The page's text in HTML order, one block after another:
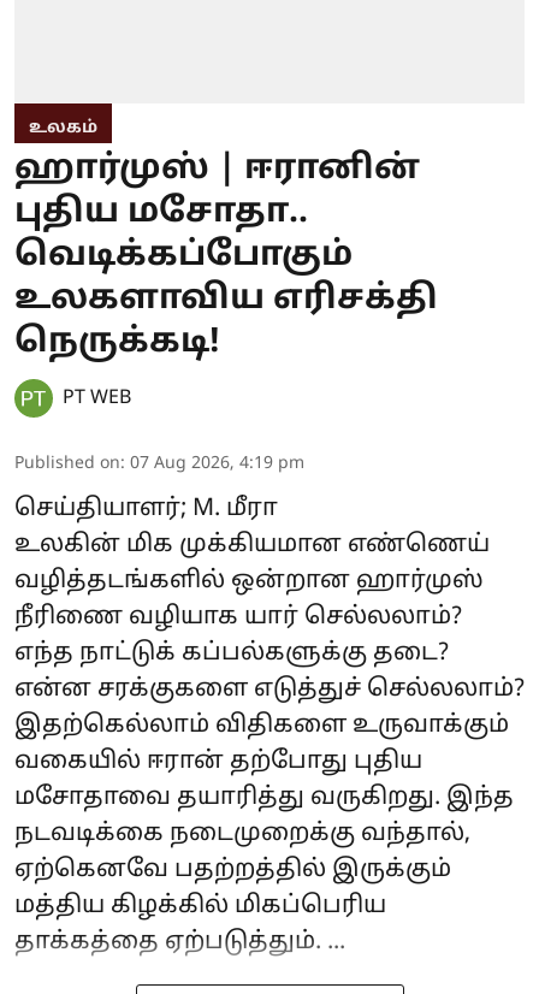
உலகம்
ஹார்முஸ் | ஈரானின்
புதிய மசோதா..
வெடிக்கப்போகும்
உலகளாவிய எரிசக்தி
நெருக்கடி!
PT WEB
Published on: 07 Aug 2026, 4:19 pm
செய்தியாளர்; M. மீரா
உலகின் மிக முக்கியமான எண்ணெய்
வழித்தடங்களில் ஒன்றான ஹார்முஸ்
நீரிணை வழியாக யார் செல்லலாம்?
எந்த நாட்டுக் கப்பல்களுக்கு தடை?
என்ன சரக்குகளை எடுத்துச் செல்லலாம்?
இதற்கெல்லாம் விதிகளை உருவாக்கும்
வகையில் ஈரான் தற்போது புதிய
மசோதாவை தயாரித்து வருகிறது. இந்த
நடவடிக்கை நடைமுறைக்கு வந்தால்,
ஏற்கெனவே பதற்றத்தில் இருக்கும்
மத்திய கிழக்கில் மிகப்பெரிய
தாக்கத்தை ஏற்படுத்தும். ...